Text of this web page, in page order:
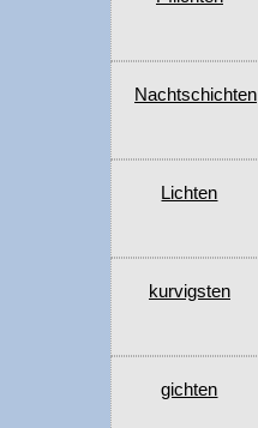
Nachtschichten
Lichten
kurvigsten
gichten